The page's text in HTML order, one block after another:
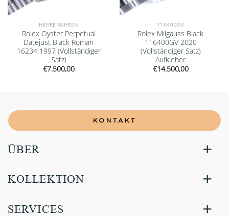
HERRENUHREN
Rolex Oyster Perpetual
Datejust Black Roman
16234 1997 (Vollständiger
Satz)
€7.500,00
116400GV
Rolex Milgauss Black
116400GV 2020
(Vollständiger Satz)
Aufkleber
€14.500,00
KONTAKT
ÜBER
KOLLEKTION
SERVICES